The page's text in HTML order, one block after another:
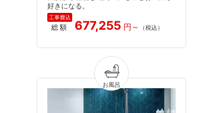
好きになる。
総額 677,255